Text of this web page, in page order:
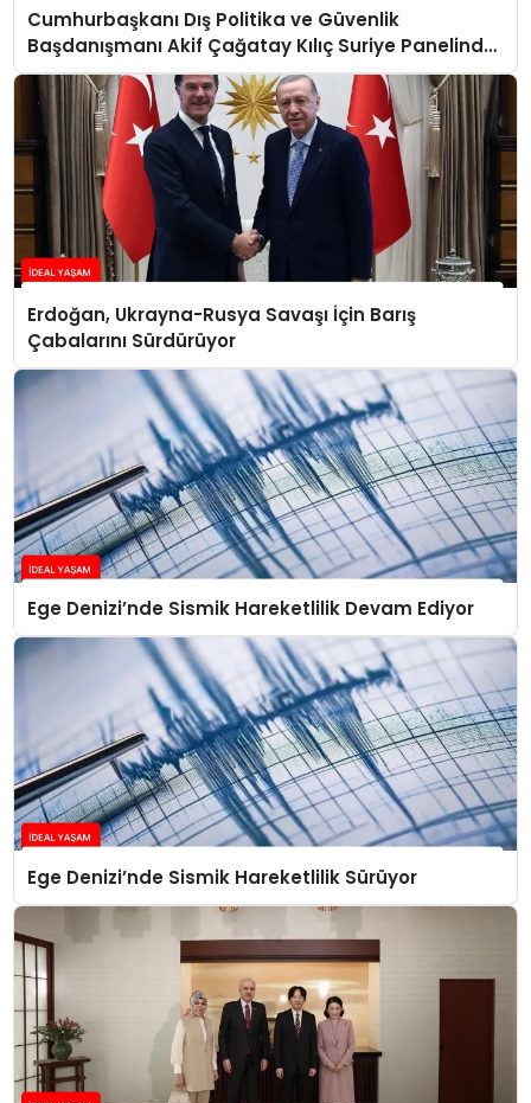
Cumhurbaşkanı Dış Politika ve Güvenlik
Başdanışmanı Akif Çağatay Kılıç Suriye Panelinde
Konuştu
Erdoğan, Ukrayna-Rusya Savaşı İçin Barış
Çabalarını Sürdürüyor
Ege Denizi’nde Sismik Hareketlilik Devam Ediyor
Ege Denizi’nde Sismik Hareketlilik Sürüyor